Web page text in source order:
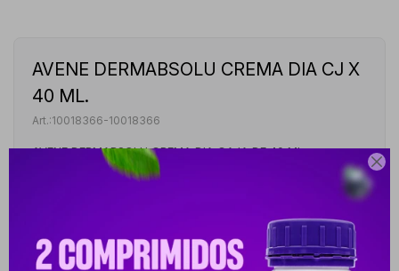

AVENE DERMABSOLU CREMA DIA CJ X
40 ML.
10018366-10018366
AVENE DERMABSOLU CREMA DIA CAJA DE 40 ML.